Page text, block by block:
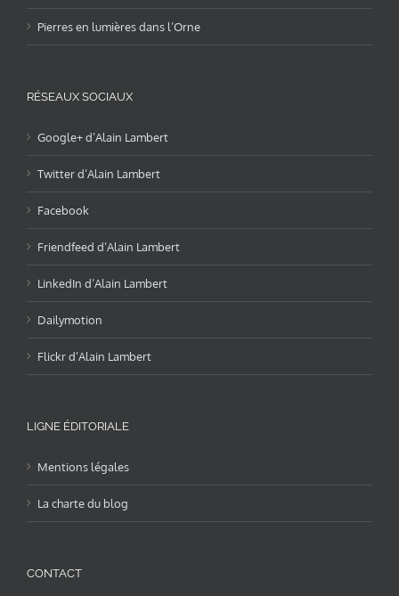
Pierres en lumières dans l’Orne
RÉSEAUX SOCIAUX
Google+ d’Alain Lambert
Twitter d’Alain Lambert
Facebook
Friendfeed d’Alain Lambert
LinkedIn d’Alain Lambert
Dailymotion
Flickr d’Alain Lambert
LIGNE ÉDITORIALE
Mentions légales
La charte du blog
CONTACT